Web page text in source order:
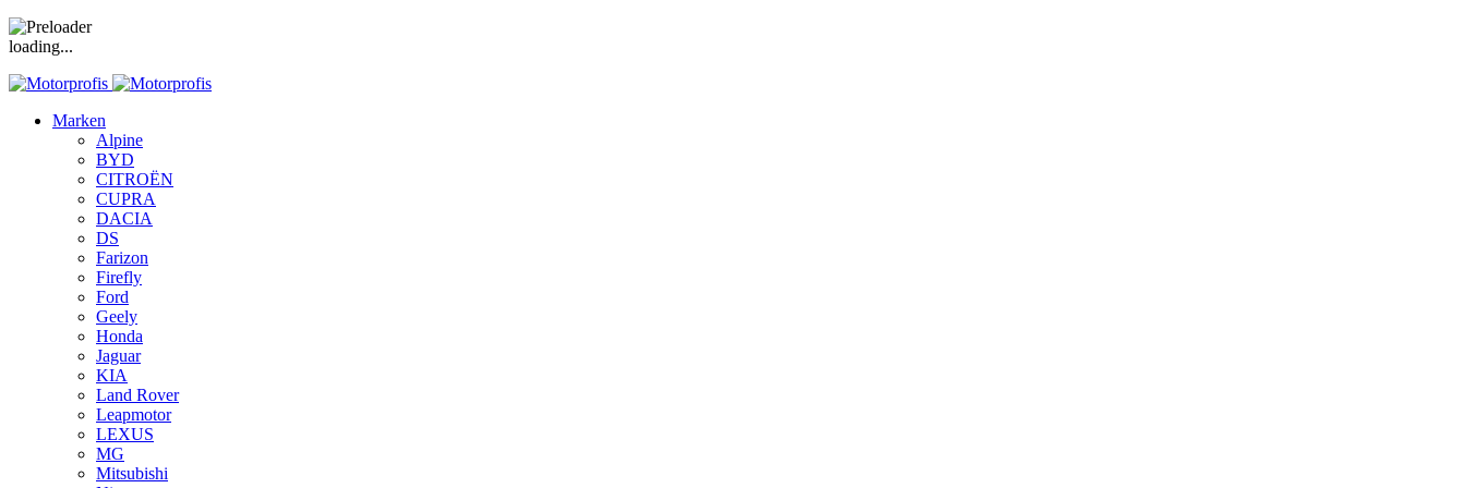
loading...
Marken
Alpine
BYD
CITROËN
CUPRA
DACIA
DS
Farizon
Firefly
Ford
Geely
Honda
Jaguar
KIA
Land Rover
Leapmotor
LEXUS
MG
Mitsubishi